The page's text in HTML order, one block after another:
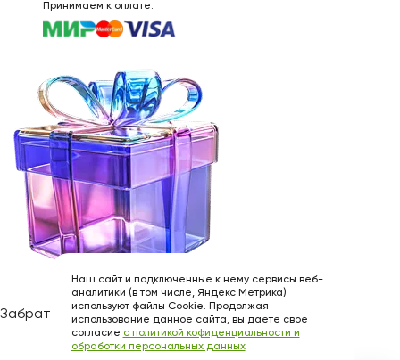
Принимаем к оплате:
Забрать подарок
Наш сайт и подключенные к нему сервисы веб-
аналитики (в том числе, Яндекс Метрика)
используют файлы Cookie. Продолжая
использование данное сайта, вы даете свое
согласие с политикой кофиденциальности и
обработки персональных данных